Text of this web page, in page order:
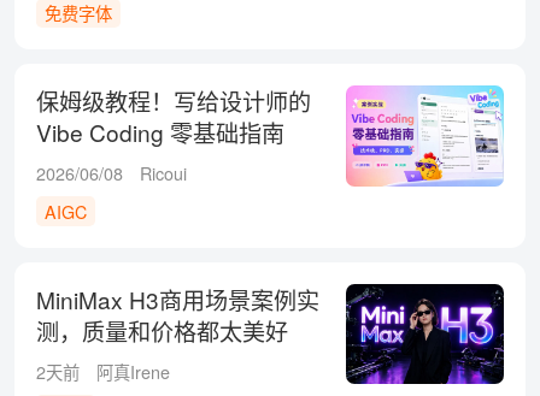
免费字体
保姆级教程！写给设计师的
Vibe Coding 零基础指南
（二）
2026/06/08
Ricoui
AIGC
MiniMax H3商用场景案例实
测，质量和价格都太美好
了！
2天前
阿真Irene